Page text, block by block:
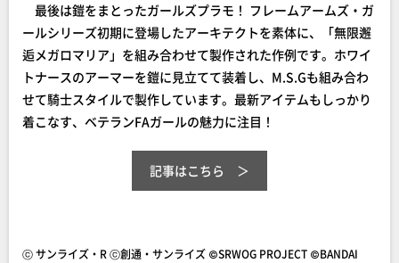
最後は鎧をまとったガールズプラモ！ フレームアームズ・ガ
ールシリーズ初期に登場したアーキテクトを素体に、「無限邂
逅メガロマリア」を組み合わせて製作された作例です。ホワイ
トナースのアーマーを鎧に見立てて装着し、M.S.Gも組み合わ
せて騎士スタイルで製作しています。最新アイテムもしっかり
着こなす、ベテランFAガールの魅力に注目！
記事はこちら
ⓒ サンライズ・R ⓒ創通・サンライズ ©SRWOG PROJECT ©BANDAI